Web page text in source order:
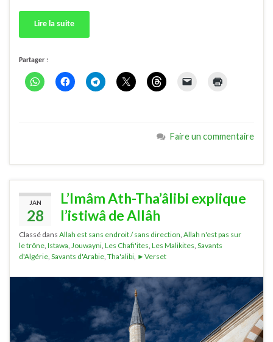
Lire la suite
Partager :
Faire un commentaire
JAN
28
L’Imâm Ath-Tha’âlibi explique
l’istiwâ de Allâh
Classé dans Allah est sans endroit / sans direction Allah n'est pas sur
le trône Istawa Jouwayni Les Chafi'ites Les Malikites Savants
d'Algérie Savants d'Arabie Tha'alibi ►Verset